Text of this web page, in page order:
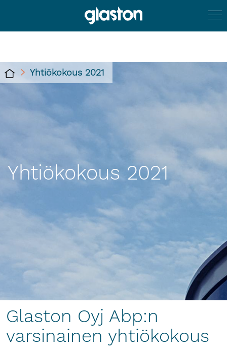
Yhtiökokous 2021
Yhtiökokous 2021
Glaston Oyj Abp:n
varsinainen yhtiökokous